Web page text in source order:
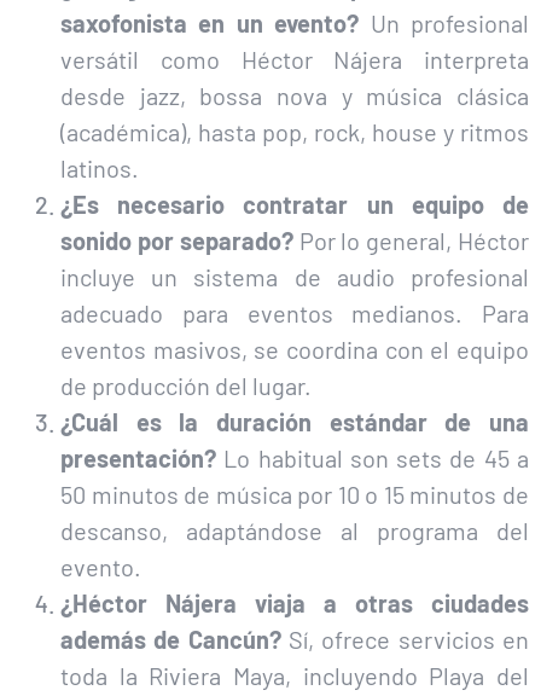
saxofonista en un evento? Un profesional
versátil como Héctor Nájera interpreta
desde jazz, bossa nova y música clásica
(académica), hasta pop, rock, house y ritmos
latinos.
¿Es necesario contratar un equipo de
sonido por separado?Por lo general, Héctor
incluye un sistema de audio profesional
adecuado para eventos medianos. Para
eventos masivos, se coordina con el equipo
de producción del lugar.
¿Cuál es la duración estándar de una
presentación? Lo habitual son sets de 45 a
50 minutos de música por 10 o 15 minutos de
descanso, adaptándose al programa del
evento.
¿Héctor Nájera viaja a otras ciudades
además de Cancún?Sí, ofrece servicios en
toda la Riviera Maya, incluyendo Playa del